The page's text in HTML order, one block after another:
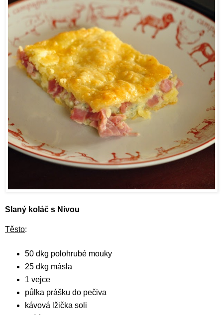
Slaný koláč s Nivou
Těsto:
50 dkg polohrubé mouky
25 dkg másla
1 vejce
půlka prášku do pečiva
kávová lžička soli